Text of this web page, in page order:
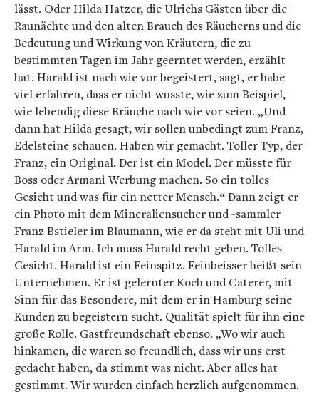
lässt. Oder Hilda Hatzer, die Ulrichs Gästen über die
Raunächte und den alten Brauch des Räucherns und die
Bedeutung und Wirkung von Kräutern, die zu
bestimmten Tagen im Jahr geerntet werden, erzählt
hat. Harald ist nach wie vor begeistert, sagt, er habe
viel erfahren, dass er nicht wusste, wie zum Beispiel,
wie lebendig diese Bräuche nach wie vor seien. „Und
dann hat Hilda gesagt, wir sollen unbedingt zum Franz,
Edelsteine schauen. Haben wir gemacht. Toller Typ, der
Franz, ein Original. Der ist ein Model. Der müsste für
Boss oder Armani Werbung machen. So ein tolles
Gesicht und was für ein netter Mensch.“ Dann zeigt er
ein Photo mit dem Mineraliensucher und -sammler
Franz Bstieler im Blaumann, wie er da steht mit Uli und
Harald im Arm. Ich muss Harald recht geben. Tolles
Gesicht. Harald ist ein Feinspitz. Feinbeisser heißt sein
Unternehmen. Er ist gelernter Koch und Caterer, mit
Sinn für das Besondere, mit dem er in Hamburg seine
Kunden zu begeistern sucht. Qualität spielt für ihn eine
große Rolle. Gastfreundschaft ebenso. „Wo wir auch
hinkamen, die waren so freundlich, dass wir uns erst
gedacht haben, da stimmt was nicht. Aber alles hat
gestimmt. Wir wurden einfach herzlich aufgenommen.